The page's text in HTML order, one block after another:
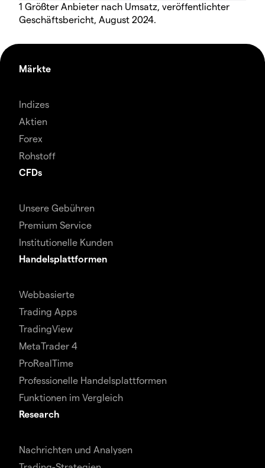
1 Größter Anbieter nach Umsatz, veröffentlichter
Geschäftsbericht, August 2024.
Märkte
Indizes
Aktien
Forex
Rohstoff
CFDs
Unsere Gebühren
Premium Service
Institutionelle Kunden
Handelsplattformen
Webbasierte
Trading Apps
TradingView
MetaTrader 4
ProRealTime
Professionelle Handelsplattformen
Funktionen im Vergleich
Research
Nachrichten und Analysen